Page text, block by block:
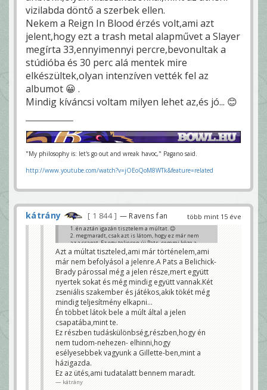
vizilabda döntő a szerbek ellen.
Nekem a Reign In Blood érzés volt,ami azt
jelent,hogy ezt a trash metal alapművet a Slayer
megírta 33,ennyimennyi percre,bevonultak a
stúdióba és 30 perc alá mentek mire
elkészültek,olyan intenzíven vették fel az
albumot 😀 .
Mindig kíváncsi voltam milyen lehet az,és jó... 😊
"My philosophy is: let's go out and wreak havoc," Pagano said.
http://www.youtube.com/watch?v=jOEoQoM8WTk&feature=related
több mint 15 éve
kátrány 1 844 — Ravens fan
1. én aztán igazán tisztelem a múltat. 😉
2. megmaradt, csak azt is látom, hogy ez már nem
az a csapat. Ez egy teljesen új Pats, semmi köze a
2000-es évek dinasztiájához, azon csapat vezérei
Bradyt leszámítva, már nincsenek.
Soldados
Azt a múltat tiszteled,ami már történelem,ami
már nem befolyásol a jelenre.A Pats a Belichick-
Brady párossal még a jelen része,mert együtt
nyertek sokat és még mindig együtt vannak.Két
zseniális szakember és játékos,akik tökét még
mindig teljesítmény elkapni...
Én többet látok bele a múlt által a jelen
csapatába,mint te.
Ez részben tudáskülönbség,részben,hogy én
nem tudom-nehezen- elhinni,hogy
esélyesebbek vagyunk a Gillette-ben,mint a
házigazda.
Ez az ütés,ami tudatalatt bennem maradt.
kátrány